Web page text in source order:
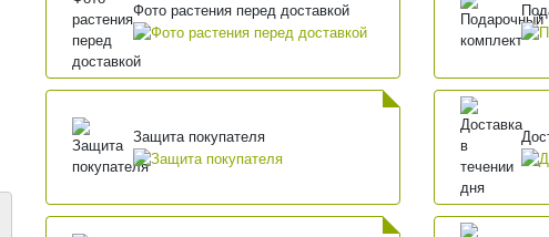
Фото растения перед доставкой
Защита покупателя